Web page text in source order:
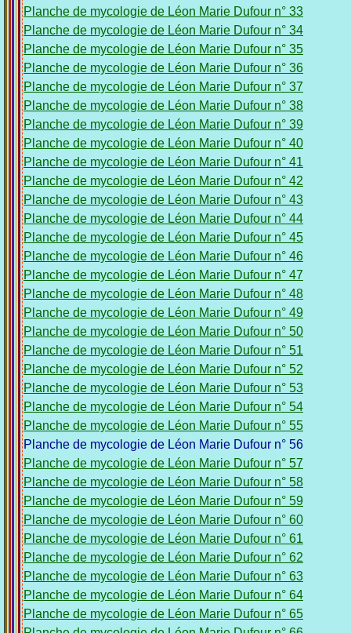
Planche de mycologie de Léon Marie Dufour n° 33
Planche de mycologie de Léon Marie Dufour n° 34
Planche de mycologie de Léon Marie Dufour n° 35
Planche de mycologie de Léon Marie Dufour n° 36
Planche de mycologie de Léon Marie Dufour n° 37
Planche de mycologie de Léon Marie Dufour n° 38
Planche de mycologie de Léon Marie Dufour n° 39
Planche de mycologie de Léon Marie Dufour n° 40
Planche de mycologie de Léon Marie Dufour n° 41
Planche de mycologie de Léon Marie Dufour n° 42
Planche de mycologie de Léon Marie Dufour n° 43
Planche de mycologie de Léon Marie Dufour n° 44
Planche de mycologie de Léon Marie Dufour n° 45
Planche de mycologie de Léon Marie Dufour n° 46
Planche de mycologie de Léon Marie Dufour n° 47
Planche de mycologie de Léon Marie Dufour n° 48
Planche de mycologie de Léon Marie Dufour n° 49
Planche de mycologie de Léon Marie Dufour n° 50
Planche de mycologie de Léon Marie Dufour n° 51
Planche de mycologie de Léon Marie Dufour n° 52
Planche de mycologie de Léon Marie Dufour n° 53
Planche de mycologie de Léon Marie Dufour n° 54
Planche de mycologie de Léon Marie Dufour n° 55
Planche de mycologie de Léon Marie Dufour n° 56
Planche de mycologie de Léon Marie Dufour n° 57
Planche de mycologie de Léon Marie Dufour n° 58
Planche de mycologie de Léon Marie Dufour n° 59
Planche de mycologie de Léon Marie Dufour n° 60
Planche de mycologie de Léon Marie Dufour n° 61
Planche de mycologie de Léon Marie Dufour n° 62
Planche de mycologie de Léon Marie Dufour n° 63
Planche de mycologie de Léon Marie Dufour n° 64
Planche de mycologie de Léon Marie Dufour n° 65